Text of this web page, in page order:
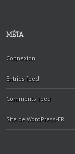
MÉTA
Connexion
Entries feed
Comments feed
Site de WordPress-FR